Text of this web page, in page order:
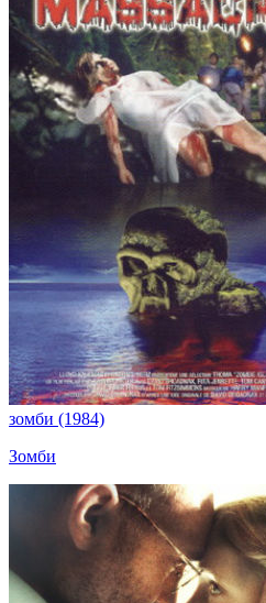
зомби (1984)
Зомби